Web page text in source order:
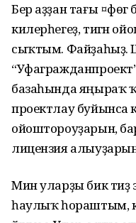
Бер аҙҙан тағы
килерһегеҙ, тигән
сыҡтым. Файҙаһыҙ.
базаһында яңыраҡ
проектлау буйынса
ойоштороуҙарын,
лицензия алыуҙарын
Мин уларҙы бик тиҙ
һаулыҡ һораштым,